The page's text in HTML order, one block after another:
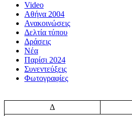
Video
Αθήνα 2004
Ανακοινώσεις
Δελτία τύπου
Δράσεις
Νέα
Παρίσι 2024
Συνεντεύξεις
Φωτογραφίες
Δ